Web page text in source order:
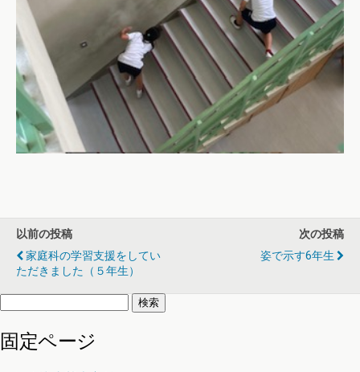
以前の投稿
家庭科の学習支援をしてい
ただきました（５年生）
次の投稿
姿で示す6年生
検
固定ページ